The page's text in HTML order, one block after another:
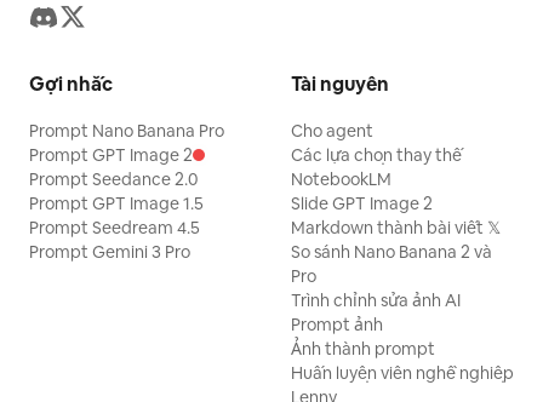
Gợi nhắc
Prompt Nano Banana Pro
Prompt GPT Image 2
Prompt Seedance 2.0
Prompt GPT Image 1.5
Prompt Seedream 4.5
Prompt Gemini 3 Pro
Tài nguyên
Cho agent
Các lựa chọn thay thế
NotebookLM
Slide GPT Image 2
Markdown thành bài viết 𝕏
So sánh Nano Banana 2 và
Pro
Trình chỉnh sửa ảnh AI
Prompt ảnh
Ảnh thành prompt
Huấn luyện viên nghề nghiệp
Lenny